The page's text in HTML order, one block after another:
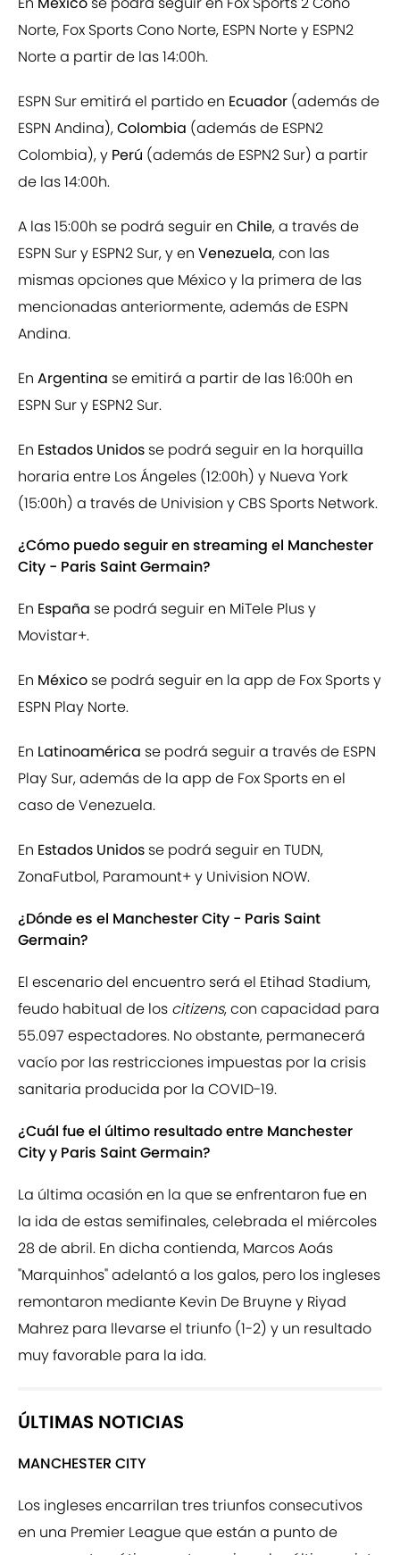
Norte, Fox Sports Cono Norte, ESPN Norte y ESPN2
Norte a partir de las 14:00h.
ESPN Sur emitirá el partido en Ecuador (además de
ESPN Andina),Colombia (además de ESPN2
Colombia), y Perú (además de ESPN2 Sur) a partir
de las 14:00h.
A las 15:00h se podrá seguir en Chile, a través de
ESPN Sur y ESPN2 Sur, y en Venezuela, con las
mismas opciones que México y la primera de las
mencionadas anteriormente, además de ESPN
Andina.
En Argentina se emitirá a partir de las 16:00h en
ESPN Sur y ESPN2 Sur.
En Estados Unidos se podrá seguir en la horquilla
horaria entre Los Ángeles (12:00h) y Nueva York
(15:00h) a través de Univision y CBS Sports Network.
¿Cómo puedo seguir en streaming el Manchester
City - Paris Saint Germain?
En España se podrá seguir en MiTele Plus y
Movistar+.
En México se podrá seguir en la app de Fox Sports y
ESPN Play Norte.
En Latinoamérica se podrá seguir a través de ESPN
Play Sur, además de la app de Fox Sports en el
caso de Venezuela.
En Estados Unidos se podrá seguir en TUDN,
ZonaFutbol, Paramount+ y Univision NOW.
¿Dónde es el Manchester City - Paris Saint
Germain?
El escenario del encuentro será el Etihad Stadium,
feudo habitual de los citizens, con capacidad para
55.097 espectadores. No obstante, permanecerá
vacío por las restricciones impuestas por la crisis
sanitaria producida por la COVID-19.
¿Cuál fue el último resultado entre Manchester
City y Paris Saint Germain?
La última ocasión en la que se enfrentaron fue en
la ida de estas semifinales, celebrada el miércoles
28 de abril. En dicha contienda, Marcos Aoás
"Marquinhos" adelantó a los galos, pero los ingleses
remontaron mediante Kevin De Bruyne y Riyad
Mahrez para llevarse el triunfo (1-2) y un resultado
muy favorable para la ida.
ÚLTIMAS NOTICIAS
MANCHESTER CITY
Los ingleses encarrilan tres triunfos consecutivos
en una Premier League que están a punto de